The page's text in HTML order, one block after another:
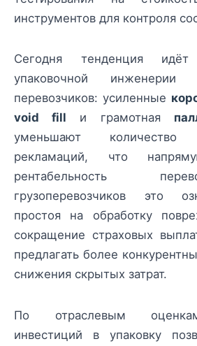
инструментов для контроля
Сегодня тенденция
упаковочной
перевозчиков: усиленные
void fill и грамотная
уменьшают
рекламаций, что
рентабельность
грузоперевозчиков это
простоя на обработку
сокращение страховых
предлагать более
снижения скрытых затрат.
По отраслевым
инвестиций в упаковку